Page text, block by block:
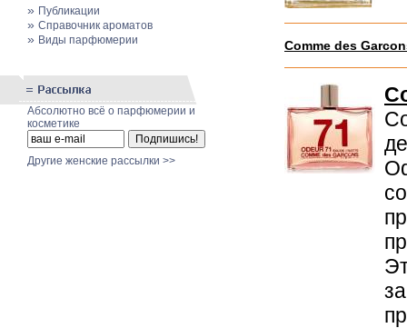
» Публикации
» Cправочник ароматов
» Виды парфюмерии
Абсолютно всё о парфюмерии и
косметике
Другие женские рассылки >>
Comme des